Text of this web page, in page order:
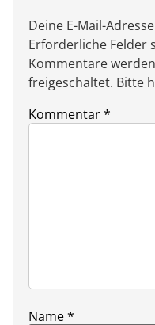
Deine E-Mail-
Erforderliche Felder
Kommentare
freigeschaltet. Bitte
Kommentar*
Name*